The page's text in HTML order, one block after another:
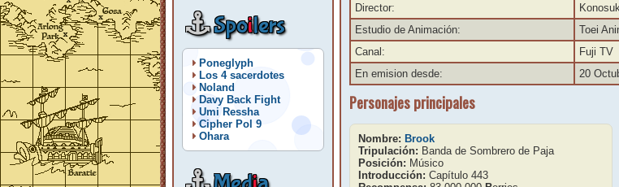
Spoilers
Poneglyph
Los 4 sacerdotes
Noland
Davy Back Fight
Umi Ressha
Cipher Pol 9
Ohara
Director:
Estudio de Animación:
Toei
Canal:
Fuji TV
En emision desde:
20
Personajes principales
Nombre: Brook
Tripulación: Banda de Sombrero de Paja
Posición: Músico
Introducción: Capítulo 443